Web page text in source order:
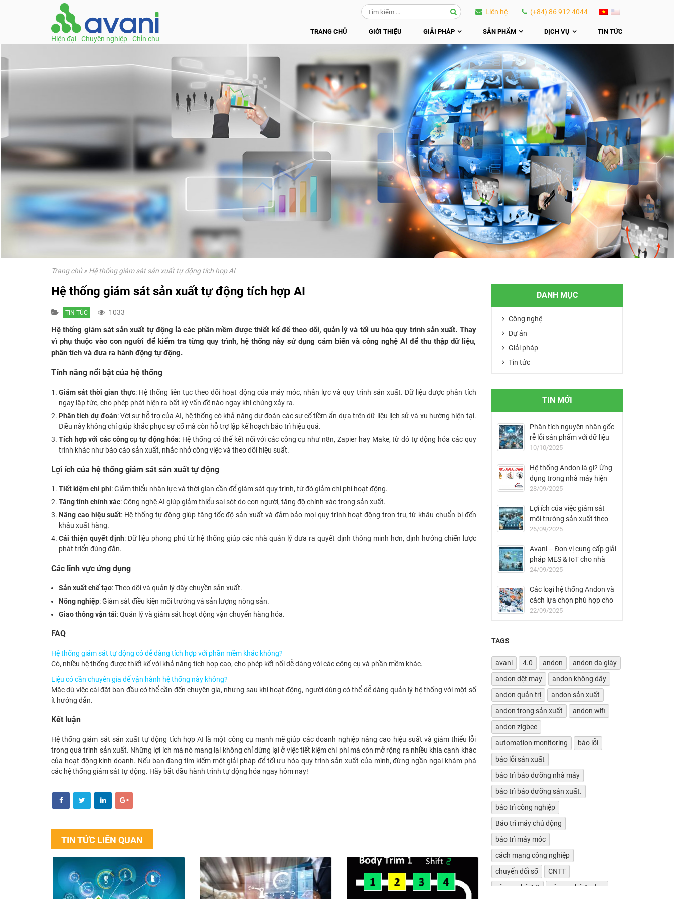
Hiện đại - Chuyên nghiệp - Chỉn chu
Liên hệ (+84) 86 912 4044
TRANG CHỦ GIỚI THIỆU GIẢI PHÁP SẢN PHẨM DỊCH VỤ TIN TỨC
Trang chủ» Hệ thống giám sát sản xuất tự động tích hợp AI
Hệ thống giám sát sản xuất tự động tích hợp AI
TIN TỨC 1033
Hệ thống giám sát sản xuất tự động là các phần mềm được thiết kế để theo dõi, quản lý và tối ưu hóa quy trình sản xuất. Thay
vì phụ thuộc vào con người để kiểm tra từng quy trình, hệ thống này sử dụng cảm biến và công nghệ AI để thu thập dữ liệu,
phân tích và đưa ra hành động tự động.
Tính năng nổi bật của hệ thống
Giám sát thời gian thực: Hệ thống liên tục theo dõi hoạt động của máy móc, nhân lực và quy trình sản xuất. Dữ liệu được phân tích
ngay lập tức, cho phép phát hiện ra bất kỳ vấn đề nào ngay khi chúng xảy ra.
Phân tích dự đoán: Với sự hỗ trợ của AI, hệ thống có khả năng dự đoán các sự cố tiềm ẩn dựa trên dữ liệu lịch sử và xu hướng hiện tại.
Điều này không chỉ giúp khắc phục sự cố mà còn hỗ trợ lập kế hoạch bảo trì hiệu quả.
Tích hợp với các công cụ tự động hóa: Hệ thống có thể kết nối với các công cụ như n8n, Zapier hay Make, từ đó tự động hóa các quy
trình khác như báo cáo sản xuất, nhắc nhở công việc và theo dõi hiệu suất.
Lợi ích của hệ thống giám sát sản xuất tự động
Tiết kiệm chi phí: Giảm thiểu nhân lực và thời gian cần để giám sát quy trình, từ đó giảm chi phí hoạt động.
Tăng tính chính xác: Công nghệ AI giúp giảm thiểu sai sót do con người, tăng độ chính xác trong sản xuất.
Nâng cao hiệu suất: Hệ thống tự động giúp tăng tốc độ sản xuất và đảm bảo mọi quy trình hoạt động trơn tru, từ khâu chuẩn bị đến
khâu xuất hàng.
Cải thiện quyết định: Dữ liệu phong phú từ hệ thống giúp các nhà quản lý đưa ra quyết định thông minh hơn, định hướng chiến lược
phát triển đúng đắn.
Các lĩnh vực ứng dụng
Sản xuất chế tạo: Theo dõi và quản lý dây chuyền sản xuất.
Nông nghiệp: Giám sát điều kiện môi trường và sản lượng nông sản.
Giao thông vận tải: Quản lý và giám sát hoạt động vận chuyển hàng hóa.
FAQ
Hệ thống giám sát tự động có dễ dàng tích hợp với phần mềm khác không?
Có, nhiều hệ thống được thiết kế với khả năng tích hợp cao, cho phép kết nối dễ dàng với các công cụ và phần mềm khác.
Liệu có cần chuyên gia để vận hành hệ thống này không?
Mặc dù việc cài đặt ban đầu có thể cần đến chuyên gia, nhưng sau khi hoạt động, người dùng có thể dễ dàng quản lý hệ thống với một số
ít hướng dẫn.
Kết luận
Hệ thống giám sát sản xuất tự động tích hợp AI là một công cụ mạnh mẽ giúp các doanh nghiệp nâng cao hiệu suất và giảm thiểu lỗi
trong quá trình sản xuất. Những lợi ích mà nó mang lại không chỉ dừng lại ở việc tiết kiệm chi phí mà còn mở rộng ra nhiều khía cạnh khác
của hoạt động kinh doanh. Nếu bạn đang tìm kiếm một giải pháp để tối ưu hóa quy trình sản xuất của mình, đừng ngần ngại khám phá
các hệ thống giám sát tự động. Hãy bắt đầu hành trình tự động hóa ngay hôm nay!
TIN TỨC LIÊN QUAN
DANH MỤC
Công nghệ
Dự án
Giải pháp
Tin tức
TIN MỚI
Phân tích nguyên nhân gốc
rễ lỗi sản phẩm với dữ liệu
MES
10/10/2025
Hệ thống Andon là gì? Ứng
dụng trong nhà máy hiện
đại
28/09/2025
Lợi ích của việc giám sát
môi trường sản xuất theo
thời gian thực
26/09/2025
Avani – Đơn vị cung cấp giải
pháp MES & IoT cho nhà
máy FDI tại Việt Nam
24/09/2025
Các loại hệ thống Andon và
cách lựa chọn phù hợp cho
nhà máy
22/09/2025
TAGS
avani 4.0 andon
andon da giày
andon dệt may
andon không dây
andon quản trị
andon sản xuất
andon trong sản xuất
andon wifi
andon zigbee
automation monitoring
báo lỗi
báo lỗi sản xuất
bảo trì bảo dưỡng nhà máy
bảo trì bảo dưỡng sản xuất.
bảo trì công nghiệp
Bảo trì máy chủ động
bảo trì máy móc
cách mạng công nghiệp
chuyển đổi số
CNTT
công nghệ 4.0
công nghệ Andon